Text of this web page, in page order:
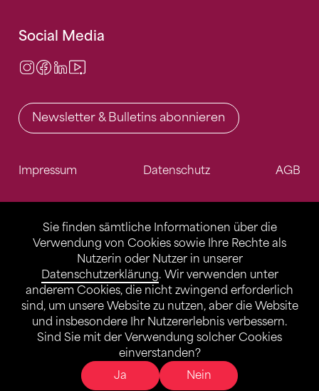
Sie finden sämtliche Informationen über die
Verwendung von Cookies sowie Ihre Rechte als
Nutzerin oder Nutzer in unserer
Datenschutzerklärung. Wir verwenden unter
anderem Cookies, die nicht zwingend erforderlich
sind, um unsere Website zu nutzen, aber die Website
und insbesondere Ihr Nutzererlebnis verbessern.
Sind Sie mit der Verwendung solcher Cookies
einverstanden?
Ja
Nein
Social Media
Instagram
Facebook
LinkedIn
Newsletter & Bulletins abonnieren
Impressum Datenschutz AGB